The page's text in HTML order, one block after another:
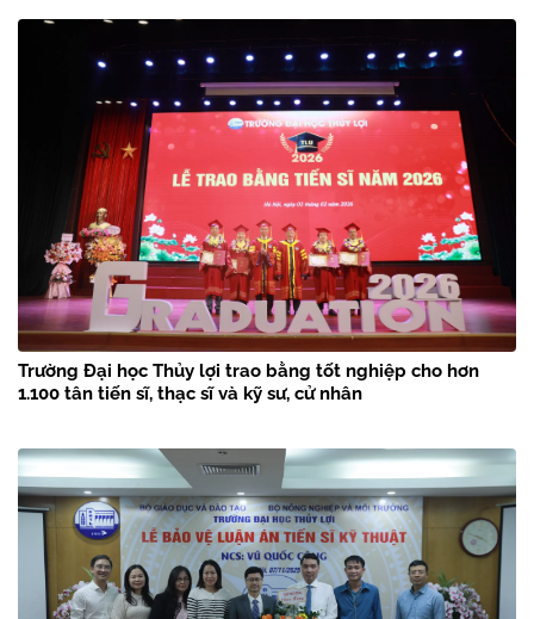
Trường Đại học Thủy lợi trao bằng tốt nghiệp cho hơn
1.100 tân tiến sĩ, thạc sĩ và kỹ sư, cử nhân